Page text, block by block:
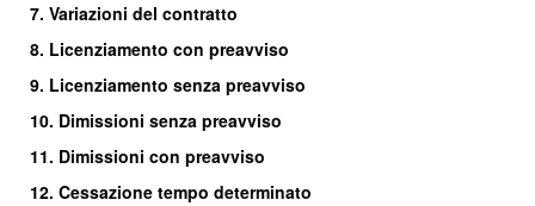
7. Variazioni del contratto
8. Licenziamento con preavviso
9. Licenziamento senza preavviso
10. Dimissioni senza preavviso
11. Dimissioni con preavviso
12. Cessazione tempo determinato